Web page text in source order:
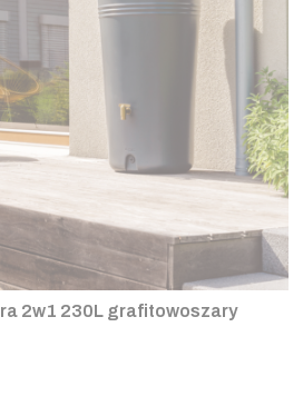
2w1 230L grafitowoszary